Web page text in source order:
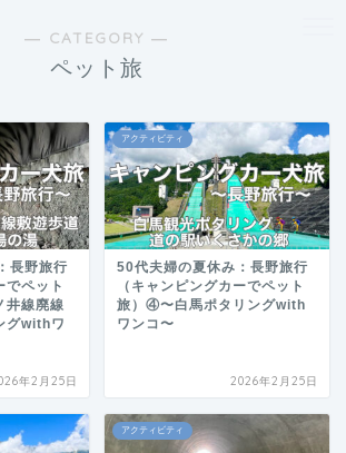
― CATEGORY ―
ペット旅
長野旅行
でペット
井線廃線
グwithワ
年2月25日
アクティビティ
50代夫婦の夏休み：長野旅行
（キャンピングカーでペット
旅）④〜白馬ポタリングwith
ワンコ〜
2026年2月25日
アクティビティ